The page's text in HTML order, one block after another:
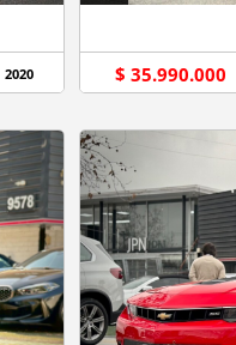
2020 $ 35.990.000